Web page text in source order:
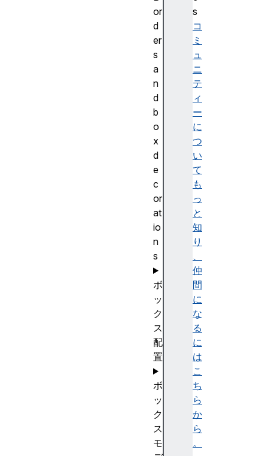
s
コ
ミ
ュ
ニ
テ
ィ
ー
に
つ
い
て
も
っ
と
知
り
、
仲
間
に
な
る
に
は
こ
ち
ら
か
ら
。
or
d
er
s
a
n
d
b
o
x
d
e
c
or
at
io
n
s
ボ
ッ
ク
ス
配
置
ボ
ッ
ク
ス
モ